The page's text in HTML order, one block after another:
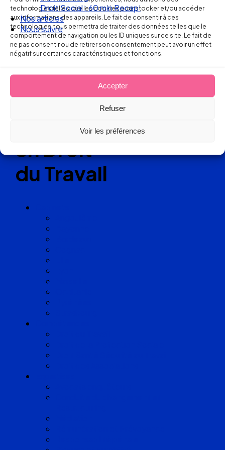
technologies telles que les cookies pour stocker et/ou accéder
aux informations des appareils. Le fait de consentir à ces
technologies nous permettra de traiter des données telles que le
comportement de navigation ou les ID uniques sur ce site. Le fait de
ne pas consentir ou de retirer son consentement peut avoir un effet
négatif sur certaines caractéristiques et fonctions.
Accepter
Refuser
Voir les préférences
Droit Social : 60 min Recap’
Nos articles
Nous suivre
Ellipse Avocats
Réseau
de cabinets
d’avocats
experts
en Droit
du Travail